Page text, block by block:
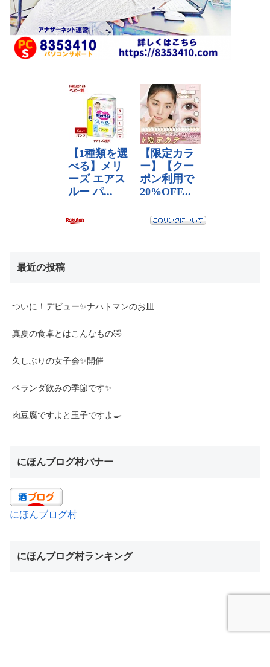
最近の投稿
ついに！デビュー✨ナハトマンのお皿
真夏の食卓とはこんなもの🤣
久しぶりの女子会✨開催
ベランダ飲みの季節です✨
肉豆腐ですよと玉子ですよ🍳
にほんブログ村バナー
にほんブログ村
にほんブログ村ランキング